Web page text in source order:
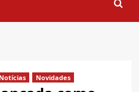
Notícias Novidades